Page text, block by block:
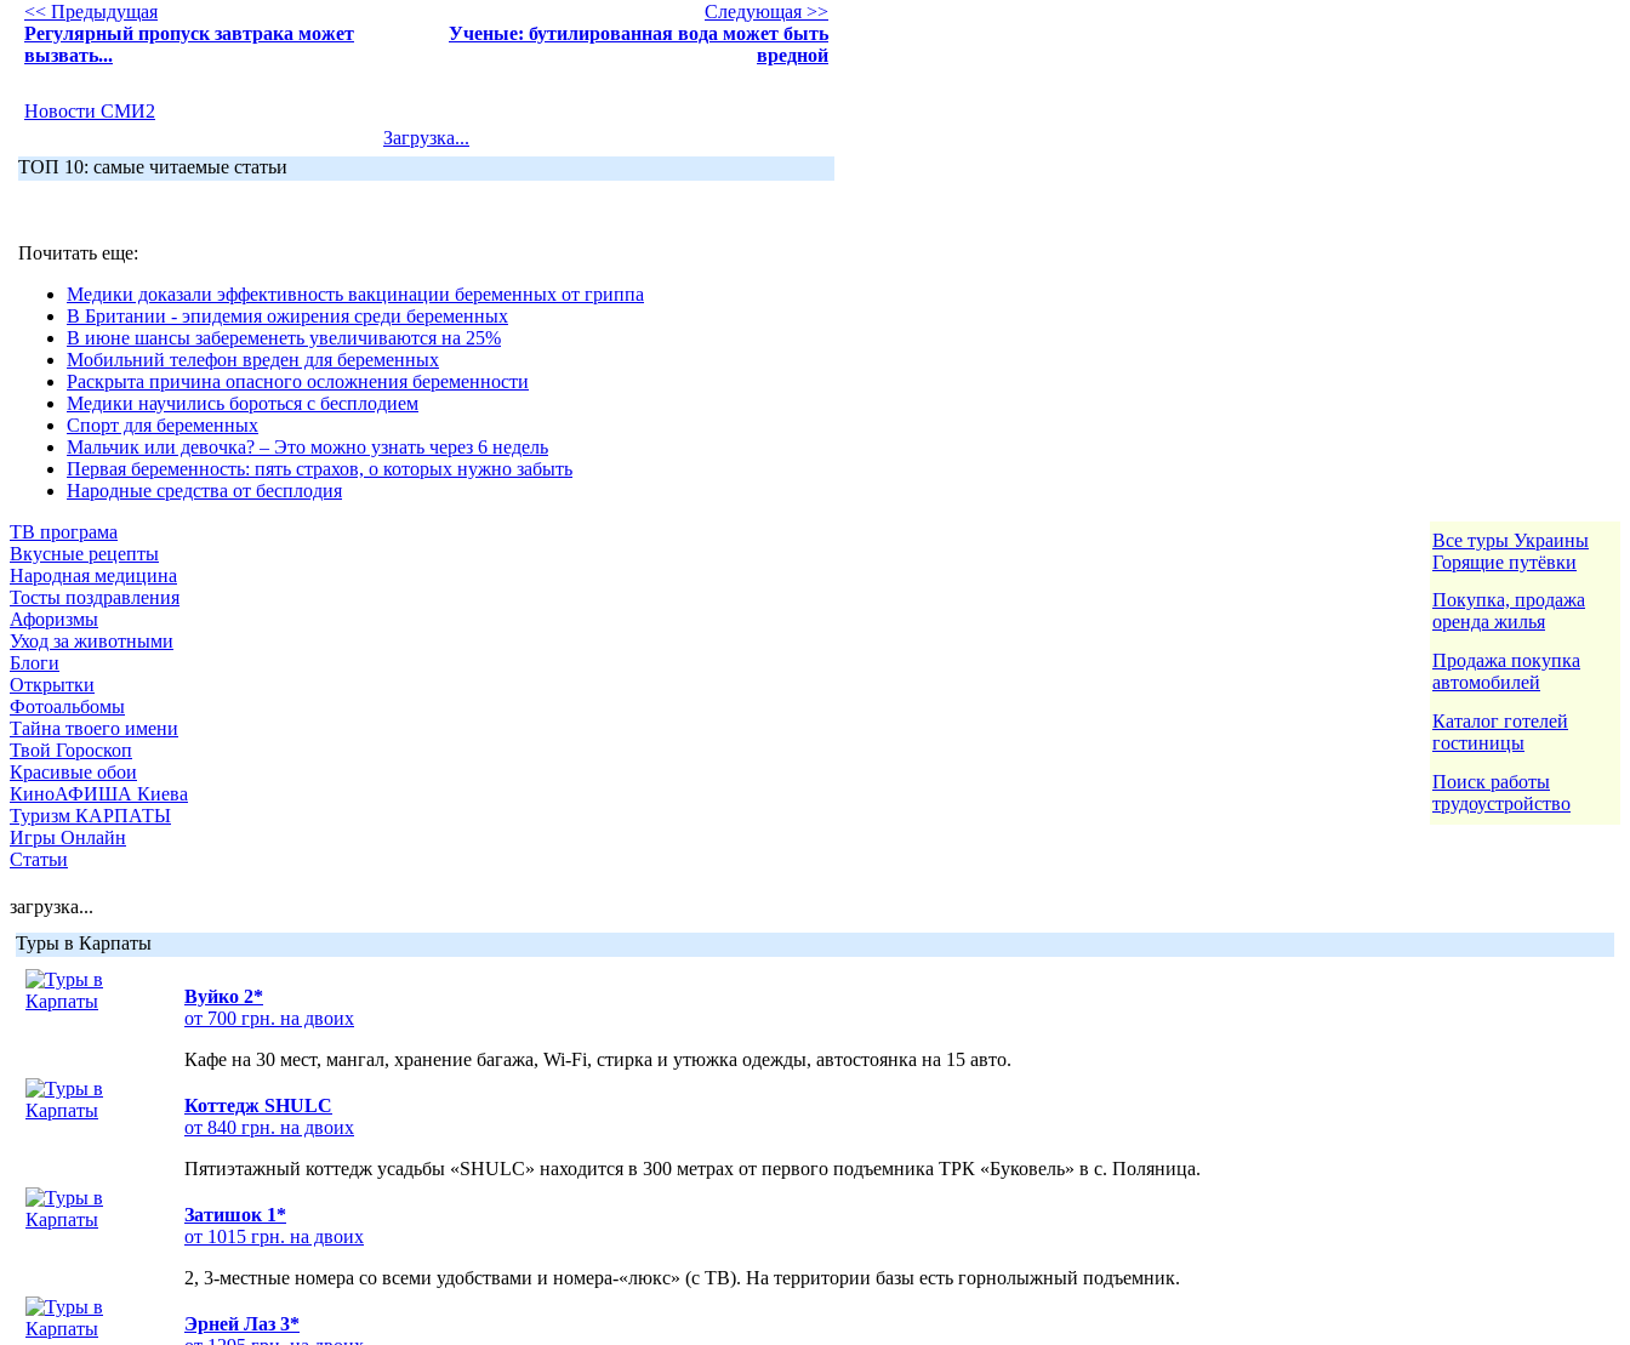
<< Предыдущая
Регулярный пропуск завтрака может
вызвать...
Следующая >>
Ученые: бутилированная вода может быть
вредной
Новости СМИ2
Загрузка...
ТОП 10: самые читаемые статьи
Почитать еще:
Медики доказали эффективность вакцинации беременных от гриппа
В Британии - эпидемия ожирения среди беременных
В июне шансы забеременеть увеличиваются на 25%
Мобильний телефон вреден для беременных
Раскрыта причина опасного осложнения беременности
Медики научились бороться с бесплодием
Спорт для беременных
Мальчик или девочка? – Это можно узнать через 6 недель
Первая беременность: пять страхов, о которых нужно забыть
Народные средства от бесплодия
ТВ програма
Вкусные рецепты
Народная медицина
Тосты поздравления
Афоризмы
Уход за животными
Блоги
Открытки
Фотоальбомы
Тайна твоего имени
Твой Гороскоп
Красивые обои
КиноАФИША Киева
Туризм КАРПАТЫ
Игры Онлайн
Статьи
Все туры Украины
Горящие путёвки
Покупка, продажа
оренда жилья
Продажа покупка
автомобилей
Каталог готелей
гостиницы
Поиск работы
трудоустройство
загрузка...
Туры в Карпаты
Вуйко 2*
от 700 грн. на двоих
Кафе на 30 мест, мангал, хранение багажа, Wi-Fi, стирка и утюжка одежды, автостоянка на 15 авто.
Коттедж SHULC
от 840 грн. на двоих
Пятиэтажный коттедж усадьбы «SHULC» находится в 300 метрах от первого подъемника ТРК «Буковель» в с. Поляница.
Затишок 1*
от 1015 грн. на двоих
2, 3-местные номера со всеми удобствами и номера-«люкс» (с ТВ). На территории базы есть горнолыжный подъемник.
Эрней Лаз 3*